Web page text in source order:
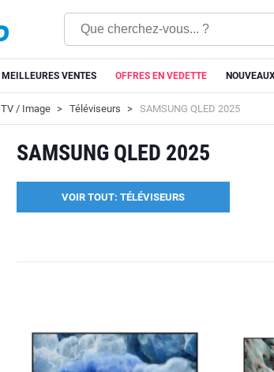
MEILLEURES VENTES OFFRES EN VEDETTE
TV / Image Téléviseurs SAMSUNG QLED 2025
SAMSUNG QLED 2025
VOIR TOUT: TÉLÉVISEURS